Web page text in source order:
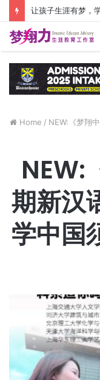
Home / NEW:《梦翔
NEW:
期新汉
学中国